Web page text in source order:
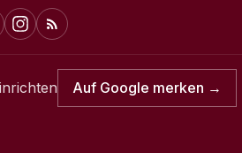
Auf Google merken →